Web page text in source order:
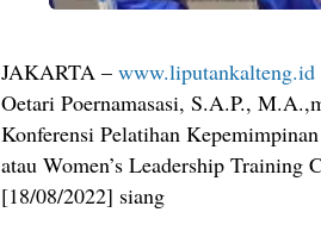
JAKARTA – www.liputankalteng.id
Oetari Poernamasasi, S.A.P.,
Konferensi Pelatihan
atau Women’s Leadership
[18/08/2022] siang